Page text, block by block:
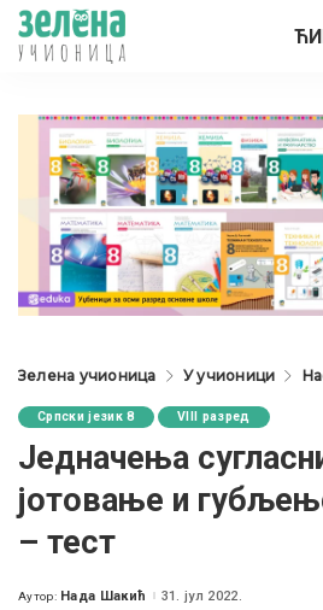
Зелена учионица У учионици
Српски језик 8 VIII разред
Једначења
јотовање и
– тест
Posted
Аутор: Нада Шакић 31. јул 2022.